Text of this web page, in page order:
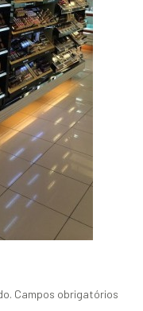
Campos obrigatórios